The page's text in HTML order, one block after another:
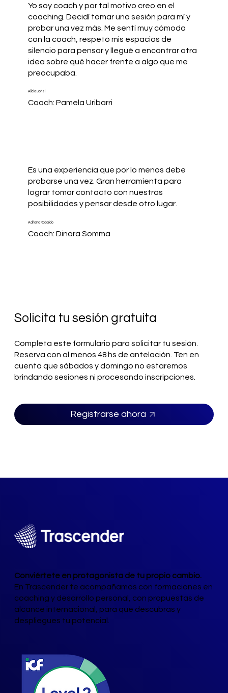
Solicita tu sesión gratuita
Completa este formulario para solicitar tu sesión.
Reserva con al menos 48 hs de antelación. Ten en
cuenta que sábados y domingo no estaremos
brindando sesiones ni procesando inscripciones.
Registrarse ahora
Yo soy coach y por tal motivo creo en el
coaching. Decidí tomar una sesión para mí y
probar una vez más. Me sentí muy cómoda
con la coach, respetó mis espacios de
silencio para pensar y llegué a encontrar otra
idea sobre qué hacer frente a algo que me
preocupaba.
Alicia Borisi
Coach: Pamela Uribarri
Es una experiencia que por lo menos debe
probarse una vez. Gran herramienta para
lograr tomar contacto con nuestras
posibilidades y pensar desde otro lugar.
Adriana Robaldo
Coach: Dinora Somma
Conviértete en protagonista de tu propio cambio.
En Trascender te acompañamos con formaciones en
coaching y desarrollo personal, con propuestas de
alcance internacional, para que descubras y
despliegues tu potencial.